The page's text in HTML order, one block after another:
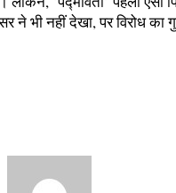
ने भी नहीं देखा, पर विरोध का